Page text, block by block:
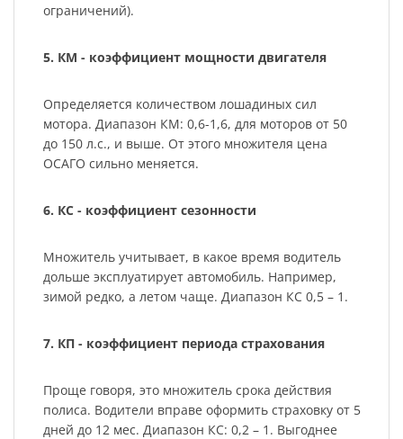
ограничений).
5. КМ - коэффициент мощности двигателя
Определяется количеством лошадиных сил
мотора. Диапазон КМ: 0,6-1,6, для моторов от 50
до 150 л.с., и выше. От этого множителя цена
ОСАГО сильно меняется.
6. КС - коэффициент сезонности
Множитель учитывает, в какое время водитель
дольше эксплуатирует автомобиль. Например,
зимой редко, а летом чаще. Диапазон КС 0,5 – 1.
7. КП - коэффициент периода страхования
Проще говоря, это множитель срока действия
полиса. Водители вправе оформить страховку от 5
дней до 12 мес. Диапазон КС: 0,2 – 1. Выгоднее